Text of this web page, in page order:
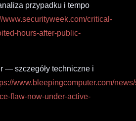
przypadku i tempo
www.securityweek.com/critical-
hours-after-public-
— szczegóły techniczne i
www.bleepingcomputer.com/
flaw-now-under-active-